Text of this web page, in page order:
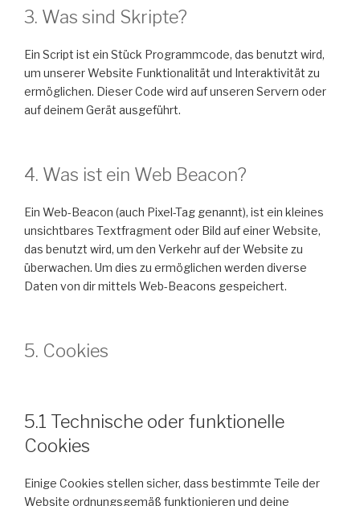
3. Was sind Skripte?
Ein Script ist ein Stück Programmcode, das benutzt wird,
um unserer Website Funktionalität und Interaktivität zu
ermöglichen. Dieser Code wird auf unseren Servern oder
auf deinem Gerät ausgeführt.
4. Was ist ein Web Beacon?
Ein Web-Beacon (auch Pixel-Tag genannt), ist ein kleines
unsichtbares Textfragment oder Bild auf einer Website,
das benutzt wird, um den Verkehr auf der Website zu
überwachen. Um dies zu ermöglichen werden diverse
Daten von dir mittels Web-Beacons gespeichert.
5. Cookies
5.1 Technische oder funktionelle
Cookies
Einige Cookies stellen sicher, dass bestimmte Teile der
Website ordnungsgemäß funktionieren und deine